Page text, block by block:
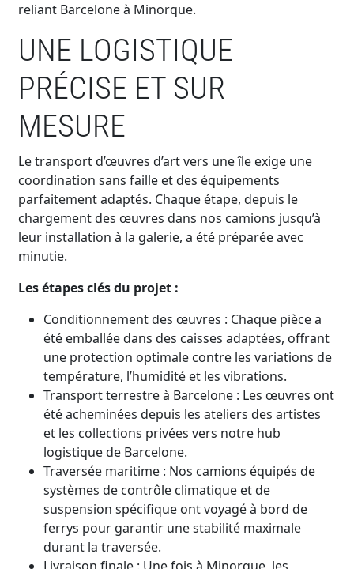
reliant Barcelone à Minorque.
UNE LOGISTIQUE
PRÉCISE ET SUR
MESURE
Le transport d’œuvres d’art vers une île exige une
coordination sans faille et des équipements
parfaitement adaptés. Chaque étape, depuis le
chargement des œuvres dans nos camions jusqu’à
leur installation à la galerie, a été préparée avec
minutie.
Les étapes clés du projet :
Conditionnement des œuvres : Chaque pièce a
été emballée dans des caisses adaptées, offrant
une protection optimale contre les variations de
température, l’humidité et les vibrations.
Transport terrestre à Barcelone : Les œuvres ont
été acheminées depuis les ateliers des artistes
et les collections privées vers notre hub
logistique de Barcelone.
Traversée maritime : Nos camions équipés de
systèmes de contrôle climatique et de
suspension spécifique ont voyagé à bord de
ferrys pour garantir une stabilité maximale
durant la traversée.
Livraison finale : Une fois à Minorque, les